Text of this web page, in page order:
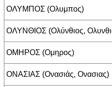
ΟΛΥΜΠΟΣ (Ολυμπος)
ΟΛΥΝΘΙΟΣ (Ολύνθιος,
ΟΜΗΡΟΣ (Ομηρος)
ΟΝΑΣΙΑΣ (Ονασιάς, Ονασιας)